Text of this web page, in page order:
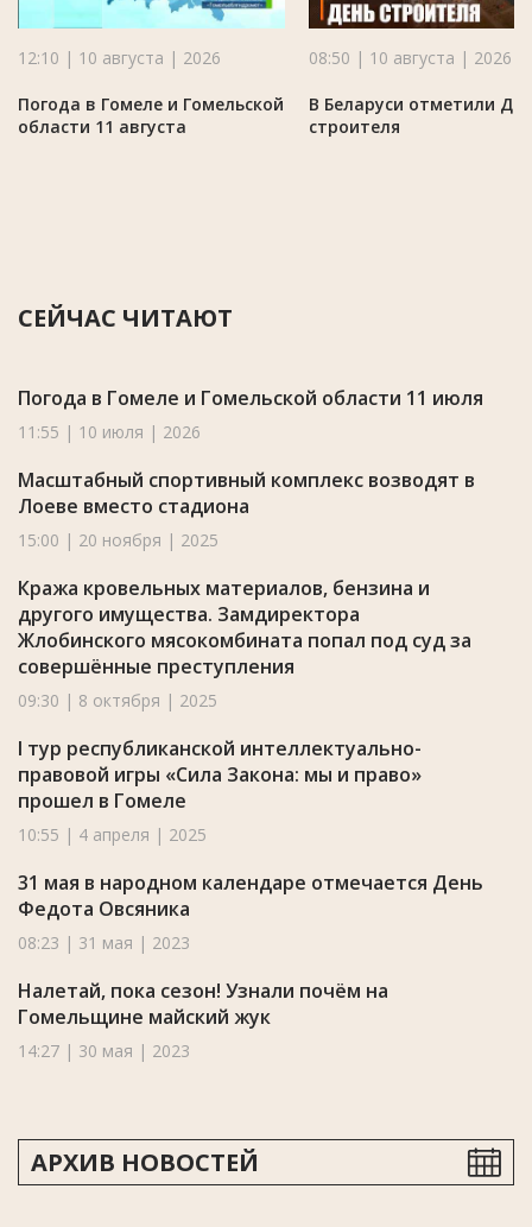
12:10 | 10 августа | 2026
Погода в Гомеле и Гомельской
области 11 августа
08:50 | 10 августа | 2026
В Беларуси отметили
строителя
СЕЙЧАС ЧИТАЮТ
Погода в Гомеле и Гомельской области 11 июля
11:55 | 10 июля | 2026
Масштабный спортивный комплекс возводят в
Лоеве вместо стадиона
15:00 | 20 ноября | 2025
Кража кровельных материалов, бензина и
другого имущества. Замдиректора
Жлобинского мясокомбината попал под суд за
совершённые преступления
09:30 | 8 октября | 2025
I тур республиканской интеллектуально-
правовой игры «Сила Закона: мы и право»
прошел в Гомеле
10:55 | 4 апреля | 2025
31 мая в народном календаре отмечается День
Федота Овсяника
08:23 | 31 мая | 2023
Налетай, пока сезон! Узнали почём на
Гомельщине майский жук
14:27 | 30 мая | 2023
АРХИВ НОВОСТЕЙ